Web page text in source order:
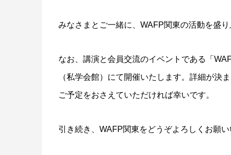
みなさまとご一緒に、WAFP関東の活動を盛
なお、講演と会員交流のイベントである「
（私学会館）にて開催いたします。詳細が決
ご予定をおさえていただければ幸いです。
引き続き、WAFP関東をどうぞよろしくお願い